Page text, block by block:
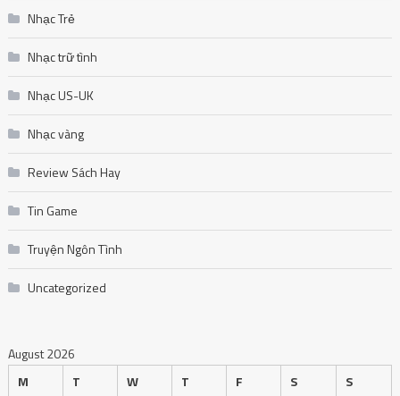
Nhạc Trẻ
Nhạc trữ tình
Nhạc US-UK
Nhạc vàng
Review Sách Hay
Tin Game
Truyện Ngôn Tình
Uncategorized
August 2026
M
T W T F S
S